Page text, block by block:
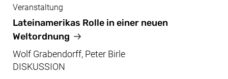
Nov, 26.11.2024
Lateinamerikas Rolle in einer neuen
Weltordnung
Veranstaltung
Wolf Grabendorff, Peter Birle
DISKUSSION